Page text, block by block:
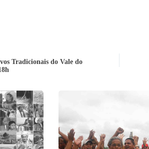
Tradicionais do Vale do